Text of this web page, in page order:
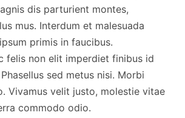
dis parturient montes,
mus. Interdum et malesuada
primis in faucibus.
felis non elit imperdiet finibus id
sed metus nisi. Morbi
Vivamus velit justo, molestie vitae
commodo odio.